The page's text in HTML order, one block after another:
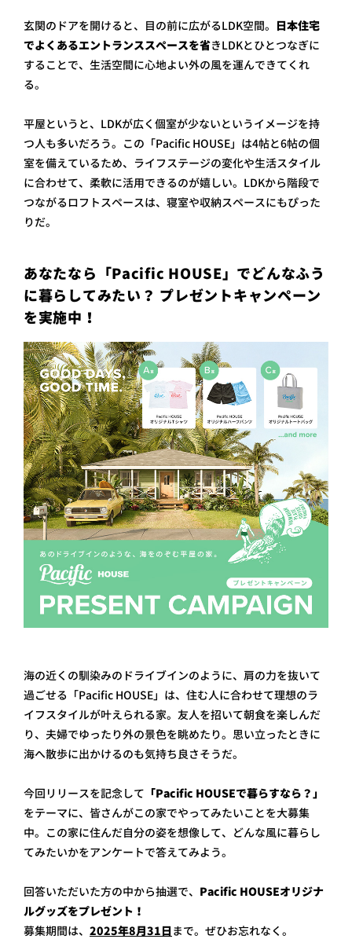
玄関のドアを開けると、目の前に広がるLDK空間。 日本住宅
でよくあるエントランススペースを省きLDKとひとつなぎに
することで、生活空間に心地よい外の風を運んできてくれ
る。
平屋というと、LDKが広く個室が少ないというイメージを持
つ人も多いだろう。この「Pacific HOUSE」は4帖と6帖の個
室を備えているため、ライフステージの変化や生活スタイル
に合わせて、柔軟に活用できるのが嬉しい。LDKから階段で
つながるロフトスペースは、寝室や収納スペースにもぴった
りだ。
あなたなら「Pacific HOUSE」でどんなふう
に暮らしてみたい？ プレゼントキャンペーン
を実施中！
海の近くの馴染みのドライブインのように、肩の力を抜いて
過ごせる「Pacific HOUSE」は、住む人に合わせて理想のラ
イフスタイルが叶えられる家。友人を招いて朝食を楽しんだ
り、夫婦でゆったり外の景色を眺めたり。思い立ったときに
海へ散歩に出かけるのも気持ち良さそうだ。
今回リリースを記念して 「Pacific HOUSEで暮らすなら？」
をテーマに、皆さんがこの家でやってみたいことを大募集
中。この家に住んだ自分の姿を想像して、どんな風に暮らし
てみたいかをアンケートで答えてみよう。
回答いただいた方の中から抽選で、 Pacific HOUSEオリジナ
ルグッズをプレゼント！
募集期間は、 2025年8月31日まで。ぜひお忘れなく。